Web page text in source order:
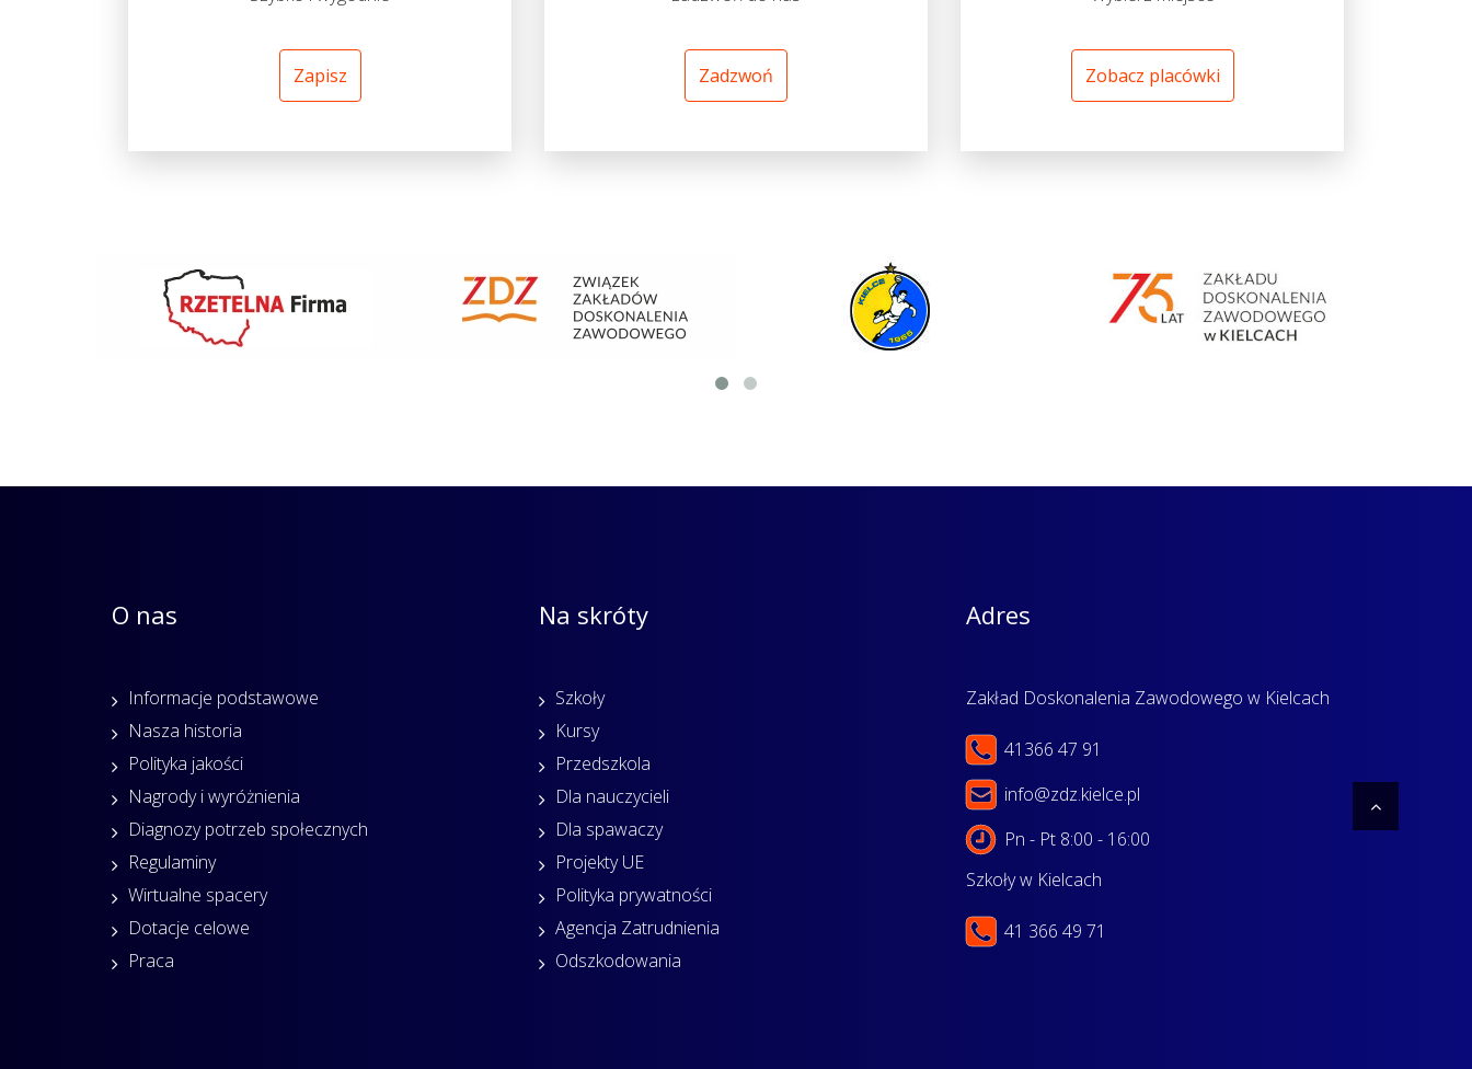
Zapisz Zadzwoń Zobacz placówki
O nas
Informacje podstawowe
Nasza historia
Polityka jakości
Nagrody i wyróżnienia
Diagnozy potrzeb społecznych
Regulaminy
Wirtualne spacery
Dotacje celowe
Praca
Na skróty
Szkoły
Kursy
Przedszkola
Dla nauczycieli
Dla spawaczy
Projekty UE
Polityka prywatności
Agencja Zatrudnienia
Odszkodowania
Adres
Zakład Doskonalenia Zawodowego w Kielcach
41366 47 91
info@zdz.kielce.pl
Pn - Pt 8:00 - 16:00
Szkoły w Kielcach
41 366 49 71